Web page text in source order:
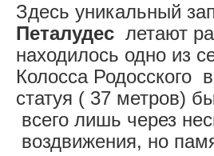
Здесь уникальный
Петалудес летают
находилось одно из
Колосса Родосского
статуя ( 37 метров)
всего лишь через
воздвижения, но